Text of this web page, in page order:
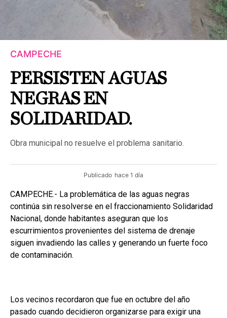
CAMPECHE
PERSISTEN AGUAS
NEGRAS EN
SOLIDARIDAD.
Obra municipal no resuelve el problema sanitario.
Publicado hace 1 día
CAMPECHE.- La problemática de las aguas negras
continúa sin resolverse en el fraccionamiento Solidaridad
Nacional, donde habitantes aseguran que los
escurrimientos provenientes del sistema de drenaje
siguen invadiendo las calles y generando un fuerte foco
de contaminación.
Los vecinos recordaron que fue en octubre del año
pasado cuando decidieron organizarse para exigir una